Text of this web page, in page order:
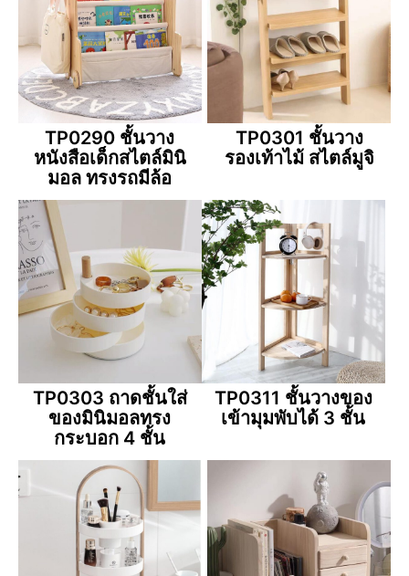
TP0290 ชั้นวาง
หนังสือเด็กสไตล์มินิ
มอล ทรงรถมีล้อ
TP0301 ชั้นวาง
รองเท้าไม้ สไตล์มูจิ
TP0303 ถาดชั้นใส่
ของมินิมอลทรง
กระบอก 4 ชั้น
TP0311 ชั้นวางของ
เข้ามุมพับได้ 3 ชั้น